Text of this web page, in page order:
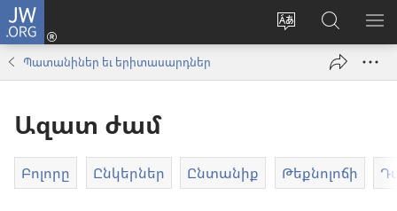
JW.ORG
Փոխել
կայքին
Մուտք
գործել
JW.ORG–
ին
մէջ
Պատանիներ եւ երիտասարդներ
Ազատ ժամ
Բոլորը Ընկերներ Ընտանիք Թեքնոլոճի